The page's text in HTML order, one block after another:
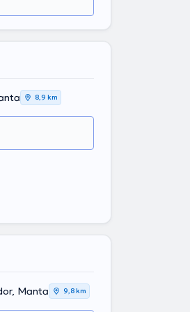
8,9 km
Manta 9,8 km